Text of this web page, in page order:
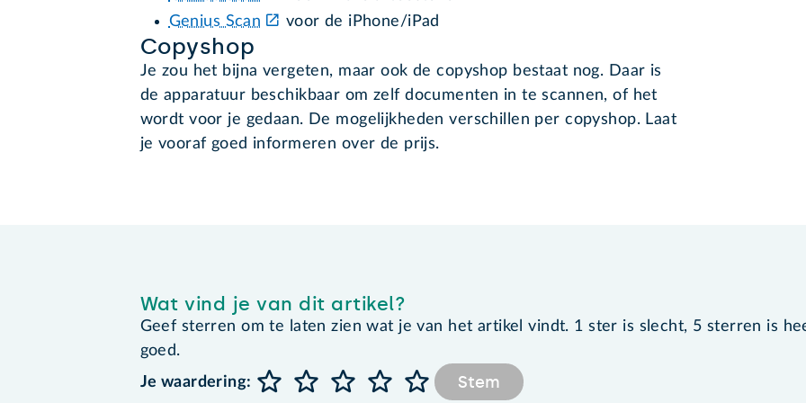
Genius Scan
voor de iPhone/iPad
Copyshop
Je zou het bijna vergeten, maar ook de copyshop bestaat nog. Daar is
de apparatuur beschikbaar om zelf documenten in te scannen, of het
wordt voor je gedaan. De mogelijkheden verschillen per copyshop. Laat
je vooraf goed informeren over de prijs.
Wat vind je van dit artikel?
Geef sterren om te laten zien wat je van het artikel vindt. 1 ster is slecht, 5 sterren is
goed.
Je waardering:
Stem